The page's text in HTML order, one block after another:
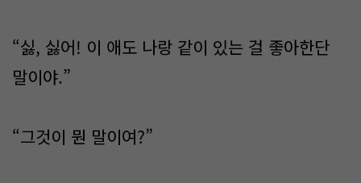
“싫, 싫어! 이 애도 나랑 같이 있는 걸 좋아한단
말이야.”
“그것이 뭔 말이여?”